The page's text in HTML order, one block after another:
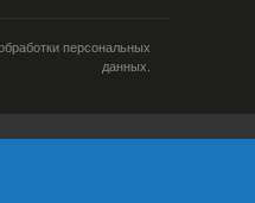
персональных
данных.